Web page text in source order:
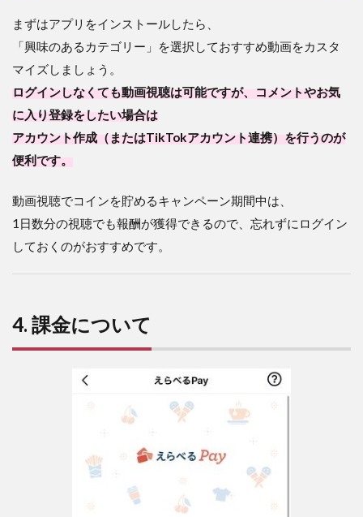
まずはアプリをインストールしたら、
「興味のあるカテゴリー」を選択しておすすめ動画をカスタ
マイズしましょう。
ログインしなくても動画視聴は可能ですが、コメントやお気
に入り登録をしたい場合は
アカウント作成（またはTikTokアカウント連携）を行うのが
便利です。
動画視聴でコインを貯めるキャンペーン期間中は、
1日数分の視聴でも報酬が獲得できるので、忘れずにログイン
しておくのがおすすめです。
4. 課金について